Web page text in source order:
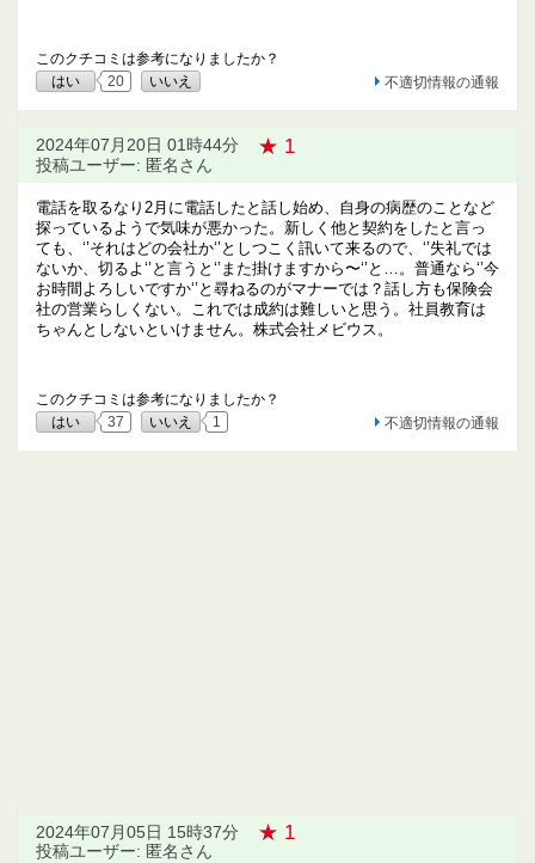
このクチコミは参考になりましたか？
はい
20 いいえ 不適切情報の通報
2024年07月20日 01時44分 ★ 1
投稿ユーザー: 匿名さん
電話を取るなり2月に電話したと話し始め、自身の病歴のことなど
探っているようで気味が悪かった。新しく他と契約をしたと言っ
ても、‘’それはどの会社か‘’としつこく訊いて来るので、‘’失礼では
ないか、切るよ‘’と言うと‘’また掛けますから〜‘’と…。普通なら‘’今
お時間よろしいですか‘’と尋ねるのがマナーでは？話し方も保険会
社の営業らしくない。これでは成約は難しいと思う。社員教育は
ちゃんとしないといけません。株式会社メビウス。
このクチコミは参考になりましたか？
はい
37 いいえ 1 不適切情報の通報
2024年07月05日 15時37分 ★ 1
投稿ユーザー: 匿名さん